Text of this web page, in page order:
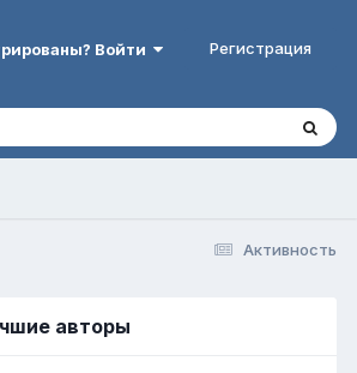
Войти Регистрация
Активность
авторы